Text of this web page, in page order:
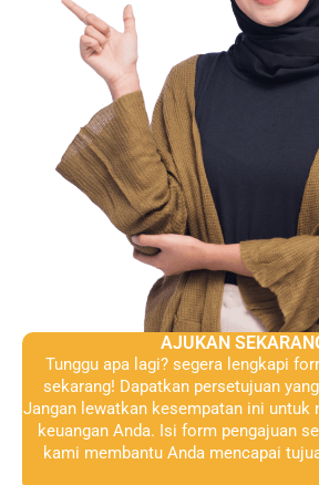
AJUKAN
Tunggu apa lagi? segera lengkapi
sekarang! Dapatkan persetujuan
Jangan lewatkan kesempatan ini untuk
keuangan Anda. Isi form pengajuan
kami membantu Anda mencapai